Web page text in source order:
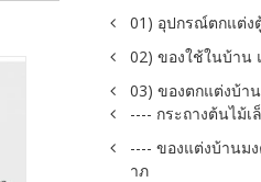
01) อุปกรณ์ตกแต่ง
02) ของใช้ในบ้าน
03) ของตกแต่งบ้า
---- กระถางต้นไม้
---- ของแต่งบ้านม
าภ